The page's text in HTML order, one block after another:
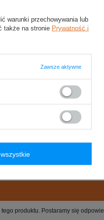
produktu. Postaramy się
warunki przechowywania lub
także na stronie Prywatność i
Zawsze aktywne